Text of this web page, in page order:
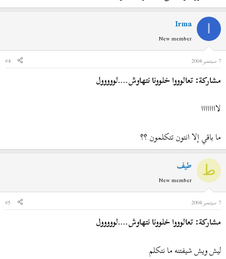
I
Irma
New member
7 سبتمبر 2004
#4
مشاركة: تعالوووا خلوونا نتهاوش....لووووول
لاااااااا
ما باقي إلا انتون تتكلمون ؟؟
ط طيف
New member
7 سبتمبر 2004
#5
مشاركة: تعالوووا خلوونا نتهاوش....لووووول
ليش ويش شيفتنه ما نتكلم